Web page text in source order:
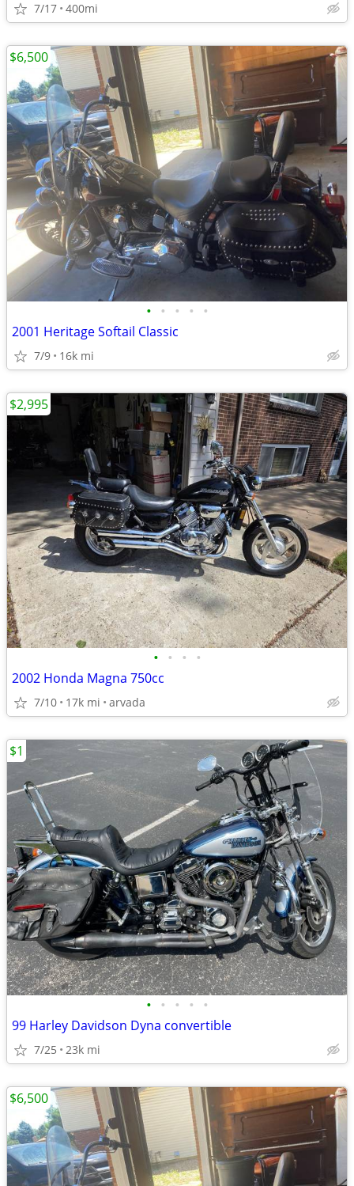
7/17 400mi
• • • • •
2001 Heritage Softail Classic
7/9 16k mi
$6,500
• • • •
2002 Honda Magna 750cc
7/10 17k mi arvada
$2,995
• • • • •
99 Harley Davidson Dyna convertible
7/25 23k mi
$1
$6,500